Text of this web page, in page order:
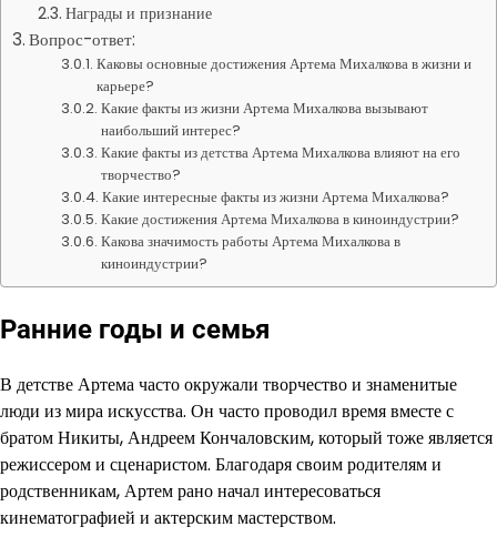
Награды и признание
Вопрос-ответ:
Каковы основные достижения Артема Михалкова в жизни и
карьере?
Какие факты из жизни Артема Михалкова вызывают
наибольший интерес?
Какие факты из детства Артема Михалкова влияют на его
творчество?
Какие интересные факты из жизни Артема Михалкова?
Какие достижения Артема Михалкова в киноиндустрии?
Какова значимость работы Артема Михалкова в
киноиндустрии?
Ранние годы и семья
В детстве Артема часто окружали творчество и знаменитые
люди из мира искусства. Он часто проводил время вместе с
братом Никиты, Андреем Кончаловским, который тоже является
режиссером и сценаристом. Благодаря своим родителям и
родственникам, Артем рано начал интересоваться
кинематографией и актерским мастерством.